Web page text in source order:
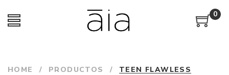
0
HOME / PRODUCTOS / TEEN FLAWLESS